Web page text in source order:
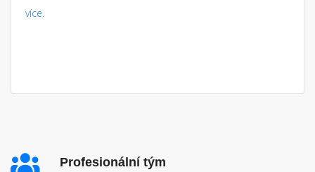
více.
Profesionální tým